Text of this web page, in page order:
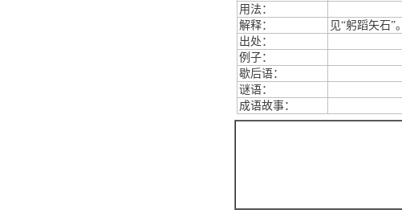
用法：
解释：
见“躬蹈矢石”。
出处：
例子：
歇后语：
谜语：
成语故事：